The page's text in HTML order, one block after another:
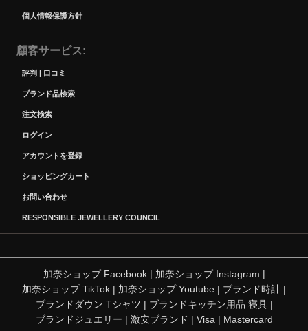
個人情報保護方針
顧客サービス
評判 | 口コミ
ブランド品検索
注文検索
ログイン
アカウントを登録
ショッピングカート
お問い合わせ
RESPONSIBLE JEWELLERY COUNCIL
加奈ショップ Facebook| 加奈ショップ Instagram |
加奈ショップ TikTok | 加奈ショップ Youtube | ブランド時計 |
ブランドダウン Tシャツ | ブランドキッチン用品 寝具|
ブランドジュエリー | 激安ブランド | Visa | Mastercard